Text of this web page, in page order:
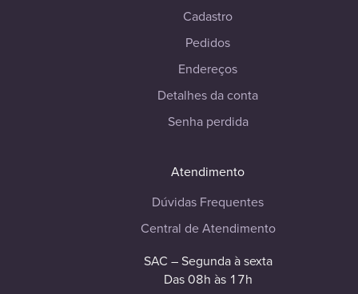
Cadastro
Pedidos
Endereços
Detalhes da conta
Senha perdida
Atendimento
Dúvidas Frequentes
Central de Atendimento
SAC – Segunda à sexta
Das 08h às 17h